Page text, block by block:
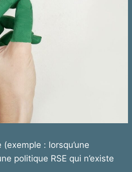
: lorsqu’une
politique RSE qui n’existe